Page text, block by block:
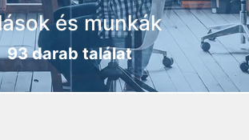
és munkák
93 darab találat